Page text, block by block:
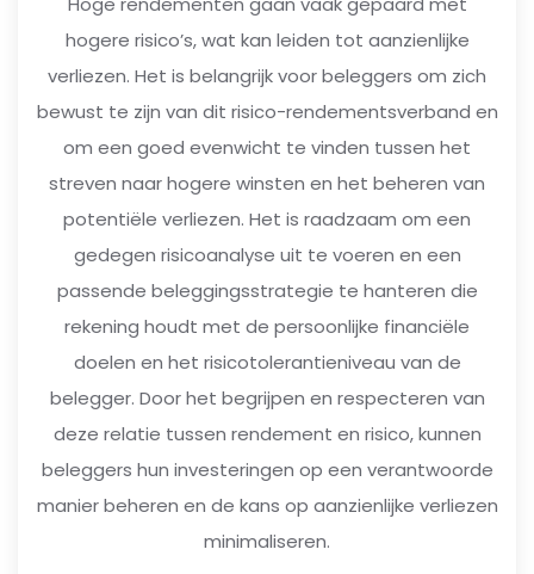
hogere risico’s, wat kan leiden tot aanzienlijke
verliezen. Het is belangrijk voor beleggers om zich
bewust te zijn van dit risico-rendementsverband en
om een goed evenwicht te vinden tussen het
streven naar hogere winsten en het beheren van
potentiële verliezen. Het is raadzaam om een
gedegen risicoanalyse uit te voeren en een
passende beleggingsstrategie te hanteren die
rekening houdt met de persoonlijke financiële
doelen en het risicotolerantieniveau van de
belegger. Door het begrijpen en respecteren van
deze relatie tussen rendement en risico, kunnen
beleggers hun investeringen op een verantwoorde
manier beheren en de kans op aanzienlijke verliezen
minimaliseren.